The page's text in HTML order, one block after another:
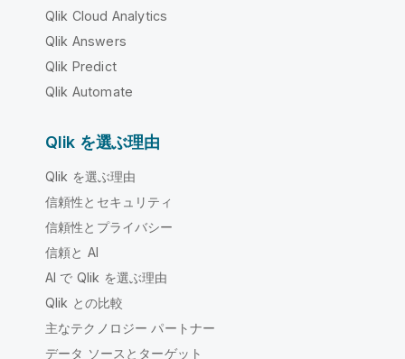
Qlik Cloud Analytics
Qlik Answers
Qlik Predict
Qlik Automate
Qlik を選ぶ理由
Qlik を選ぶ理由
信頼性とセキュリティ
信頼性とプライバシー
信頼と AI
AI で Qlik を選ぶ理由
Qlik との比較
主なテクノロジー パートナー
データ ソースとターゲット